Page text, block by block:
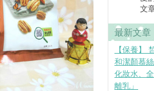
文
最新文章
【保養】
和潔顏慕
化妝水、
離乳」